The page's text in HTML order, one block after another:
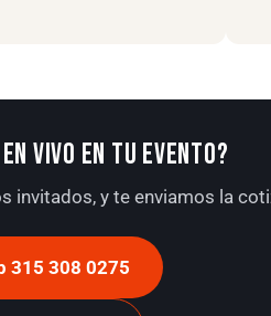
VIVO EN TU EVENTO?
invitados, y te enviamos la
315 308 0275